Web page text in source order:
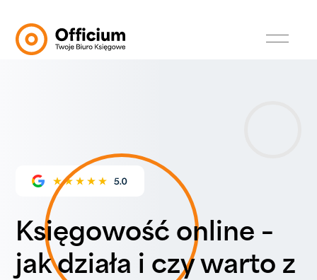
Księgowość online –
jak działa i czy warto z